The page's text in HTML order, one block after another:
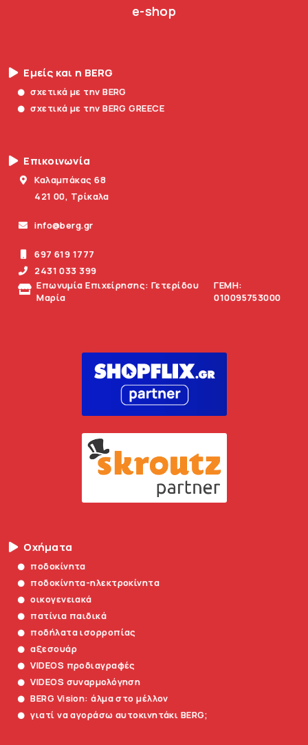
e-shop
Εμείς και η BERG
σχετικά με την BERG
σχετικά με την BERG GREECE
Επικοινωνία
Καλαμπάκας 68
421 00, Τρίκαλα
info@berg.gr
697 619 1777
2431 033 399
Επωνυμία Επιχείρησης: Γετερίδου
Μαρία
ΓΕΜΗ:
010095753000
Οχήματα
ποδοκίνητα
ποδοκίνητα-ηλεκτροκίνητα
οικογενειακά
πατίνια παιδικά
ποδήλατα ισορροπίας
αξεσουάρ
VIDEOS προδιαγραφές
VIDEOS συναρμολόγηση
BERG Vision: άλμα στο μέλλον
γιατί να αγοράσω αυτοκινητάκι BERG;